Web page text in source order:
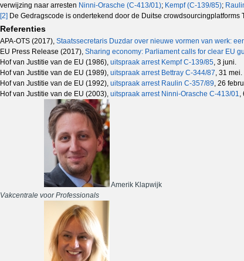
verwijzing naar arresten Ninni-Orasche (C-413/01); Kempf (C-139/85);
[2] De Gedragscode is ondertekend door de Duitse
Referenties
APA-OTS (2017), Staatssecretaris Duzdar over nieuwe vormen van werk:
EU Press Release (2017), Sharing economy: Parliament calls for clear EU
Hof van Justitie van de EU (1986), uitspraak arrest Kempf C-139/85, 3 juni.
Hof van Justitie van de EU (1989), uitspraak arrest Bettray C-344/87, 31 mei.
Hof van Justitie van de EU (1992), uitspraak arrest Raulin C-357/89, 26
Hof van Justitie van de EU (2003), uitspraak arrest Ninni-Orasche C-413/01,
Amerik Klapwijk
Vakcentrale voor Professionals